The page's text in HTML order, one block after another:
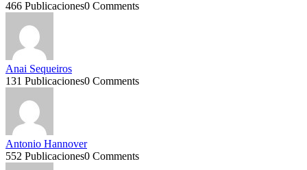
466 Publicaciones0 Comments
Anai Sequeiros
131 Publicaciones0 Comments
Antonio Hannover
552 Publicaciones0 Comments